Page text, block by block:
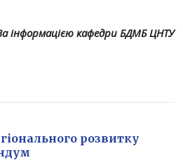
інформацією кафедри БДМБ ЦНТУ
розвитку